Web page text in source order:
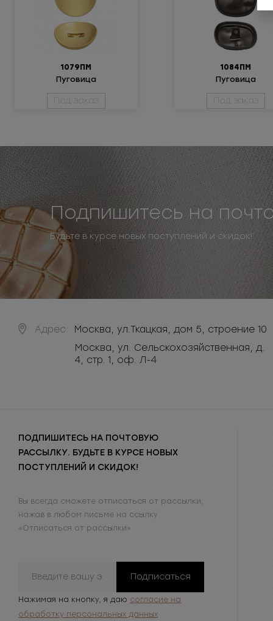
1079ПМ
Пуговица
металлическая 24L
Под заказ
1084ПМ
Пуговица
металлическая 24L
Под заказ
Подпишитесь на
Будьте в курсе новых поступлений и скидок!
Адрес: Москва, ул.Ткацкая, дом 5, строение 10
Москва, ул. Сельскохозяйственная, д.
4, стр. 1, оф. Л-4
ПОДПИШИТЕСЬ НА ПОЧТОВУЮ
РАССЫЛКУ. БУДЬТЕ В КУРСЕ НОВЫХ
ПОСТУПЛЕНИЙ И СКИДОК!
Вы всегда сможете отписаться от рассылки,
нажав в любом письме на ссылку
«Отписаться от рассылки»
Подписаться
Нажимая на кнопку, я даю согласие на
обработку персональных данных